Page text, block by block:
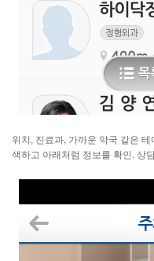
위치, 진료과, 가까운 약국 같은
색하고 아래처럼 정보를 확인. 상